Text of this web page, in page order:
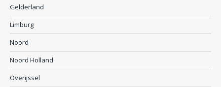
Gelderland
Limburg
Noord
Noord Holland
Overijssel